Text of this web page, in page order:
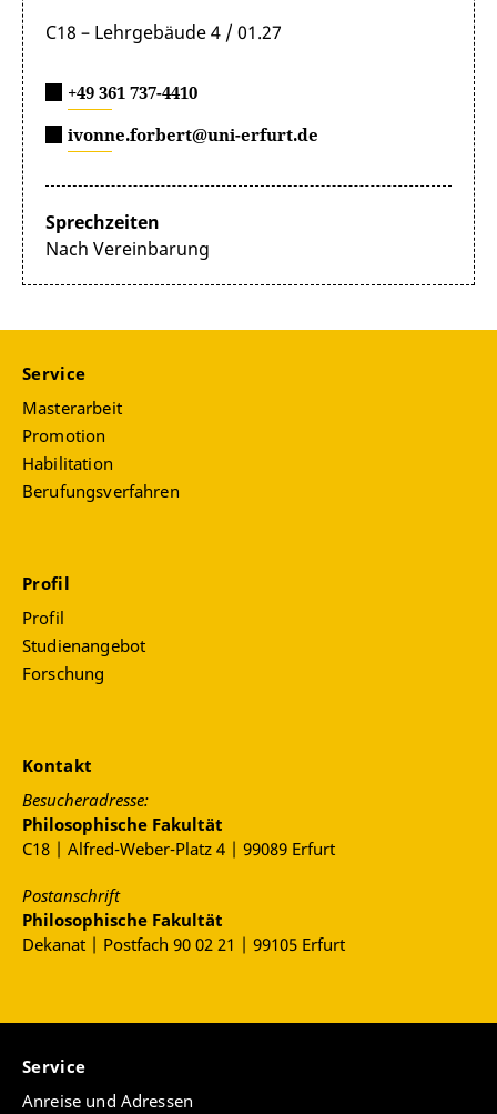
C18 – Lehrgebäude 4 / 01.27
+49 361 737-4410
ivonne.forbert@uni-erfurt.de
Sprechzeiten
Nach Vereinbarung
Service
Masterarbeit
Promotion
Habilitation
Berufungsverfahren
Profil
Profil
Studienangebot
Forschung
Kontakt
Besucheradresse:
Philosophische Fakultät
C18 | Alfred-Weber-Platz 4 | 99089 Erfurt
Postanschrift
Philosophische Fakultät
Dekanat | Postfach 90 02 21 | 99105 Erfurt
Service
Anreise und Adressen